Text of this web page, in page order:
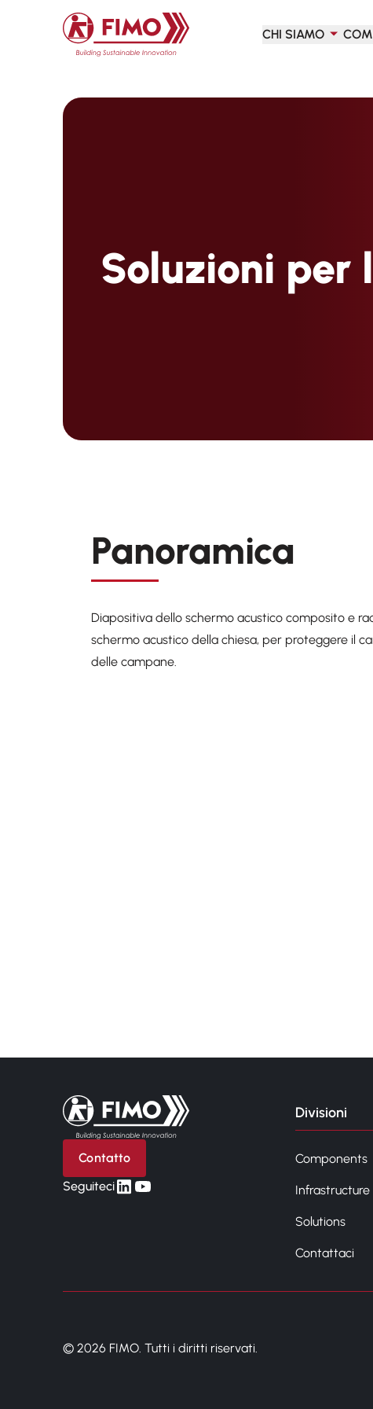
Torna alla pagina iniziale
CHI SIAMO
Soluzioni per
Panoramica
Diapositiva dello schermo acustico composito e
schermo acustico della chiesa, per proteggere il
delle campane.
Torna alla pagina iniziale
Contatto
Seguitecilinkedin
yt
Divisioni
Components
Infrastructure
Solutions
Contattaci
© 2026 FIMO. Tutti i diritti riservati.